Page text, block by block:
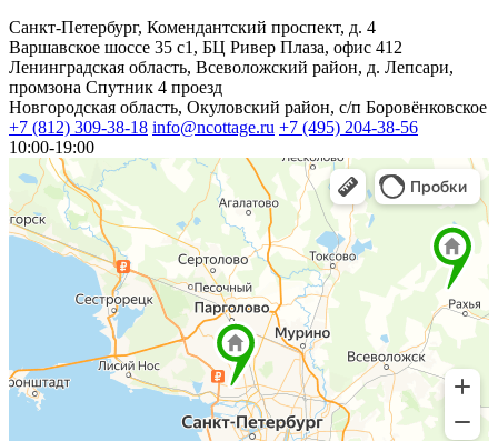
Санкт-Петербург, Комендантский проспект, д. 4
Варшавское шоссе 35 с1, БЦ Ривер Плаза, офис 412
Ленинградская область, Всеволожский район, д. Лепсари,
промзона Спутник 4 проезд
Новгородская область, Окуловский район, с/п Боровёнковское
+7 (812) 309-38-18 info@ncottage.ru +7 (495) 204-38-56
10:00-19:00